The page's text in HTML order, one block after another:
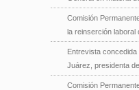
Comisión
la reinserción laboral
Entrevista
Juárez, presidenta
Comisión